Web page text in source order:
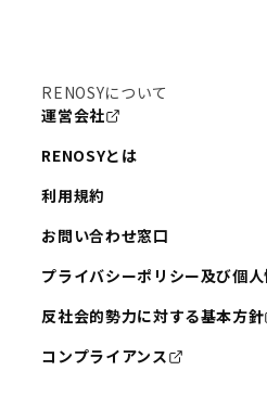
RENOSYについて
運営会社
RENOSYとは
利用規約
お問い合わせ窓口
プライバシーポリシー及び個
反社会的勢力に対する基本方針
コンプライアンス